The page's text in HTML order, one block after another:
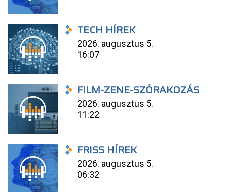
TECH HÍREK
2026. augusztus 5.
16:07
FILM-ZENE-SZÓRAKOZÁS
2026. augusztus 5.
11:22
FRISS HÍREK
2026. augusztus 5.
06:32